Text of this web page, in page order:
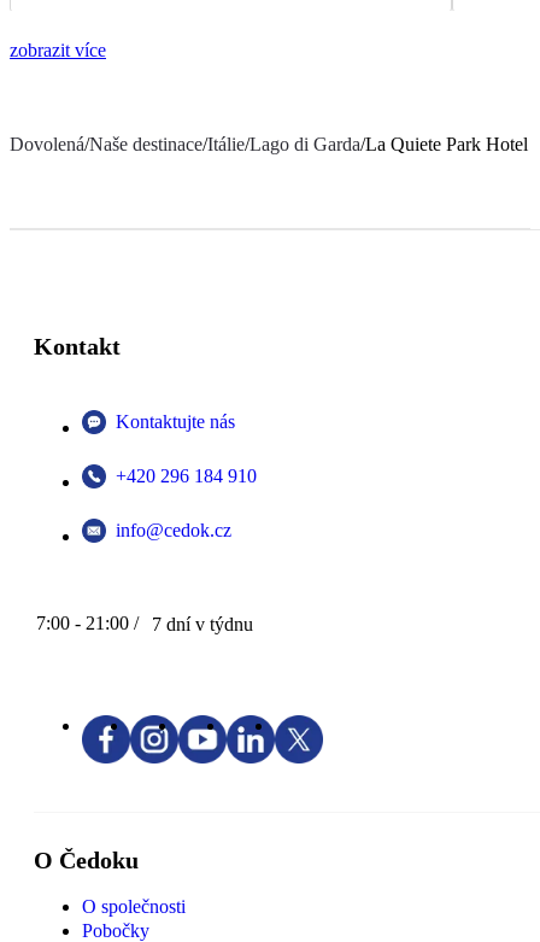
zobrazit více
Dovolená/Naše destinace/Itálie/Lago di Garda/La Quiete Park Hotel
Kontakt
Kontaktujte nás
+420 296 184 910
info@cedok.cz
7:00 - 21:00 / 7 dní v týdnu
O Čedoku
O společnosti
Pobočky